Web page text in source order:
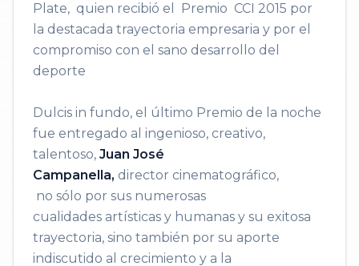
Plate, quien re​cibió el Premio CCI 2015 por
la destacada trayectoria empresaria y por el
compromiso con el sano desarrollo del
deporte
Dulcis in fundo, el ​último Premio de la noche
fue entregado al ingenioso, creativo,
talentoso, Juan José
Campanella, director cinematográfico,
no sólo por sus numerosas
cualidades artísticas y humanas y su exitosa
trayectoria, sino también por su aporte
indiscutido al crecimiento y a la